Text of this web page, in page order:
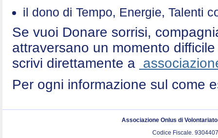
il dono di Tempo, Energie, Talenti
Se vuoi Donare sorrisi,
attraversano un momento
scrivi direttamente a
Per ogni informazione sul come
Associazione Onlus di
Codice Fiscale.